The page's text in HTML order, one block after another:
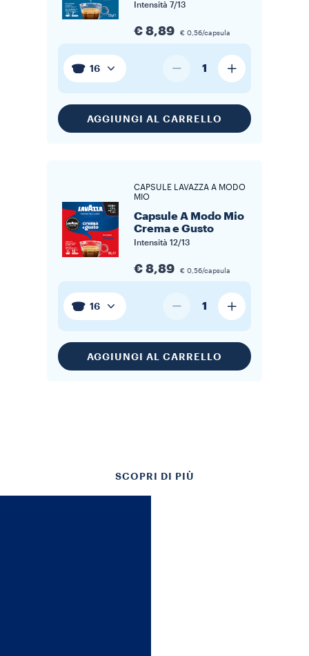
SCOPRI DI PIÙ
Intensità 7/13
€ 8,89 € 0,56/capsula
16 1
AGGIUNGI AL CARRELLO
CAPSULE LAVAZZA A MODO
MIO
Capsule A Modo Mio
Crema e Gusto
Intensità 12/13
€ 8,89 € 0,56/capsula
16 1
AGGIUNGI AL CARRELLO